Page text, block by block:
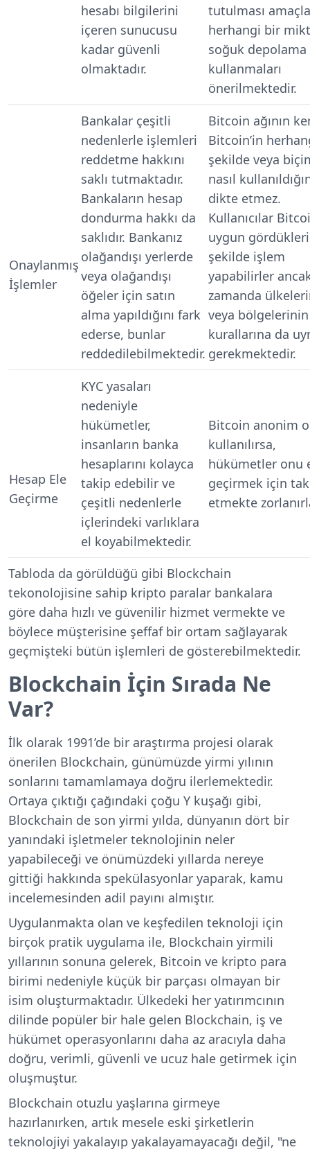
hesabı bilgilerini
içeren sunucusu
kadar güvenli
olmaktadır.
tutulması
herhangi bir
soğuk depolama
kullanmaları
önerilmektedir.
Onaylanmış
İşlemler
Bankalar çeşitli
nedenlerle işlemleri
reddetme hakkını
saklı tutmaktadır.
Bankaların hesap
dondurma hakkı da
saklıdır. Bankanız
olağandışı yerlerde
veya olağandışı
öğeler için satın
alma yapıldığını fark
ederse, bunlar
reddedilebilmektedir.
Bitcoin ağının
Bitcoin’in
şekilde veya
nasıl
dikte etmez.
Kullanıcılar
uygun gördükleri
şekilde işlem
yapabilirler
zamanda
veya bölgelerinin
kurallarına da
gerekmektedir.
Hesap Ele
Geçirme
KYC yasaları
nedeniyle
hükümetler,
insanların banka
hesaplarını kolayca
takip edebilir ve
çeşitli nedenlerle
içlerindeki varlıklara
el koyabilmektedir.
Bitcoin anonim
kullanılırsa,
hükümetler onu
geçirmek için
etmekte
Tabloda da görüldüğü gibi Blockchain
tekonolojisine sahip kripto paralar bankalara
göre daha hızlı ve güvenilir hizmet vermekte ve
böylece müşterisine şeffaf bir ortam sağlayarak
geçmişteki bütün işlemleri de gösterebilmektedir.
Blockchain İçin Sırada Ne
Var?
İlk olarak 1991’de bir araştırma projesi olarak
önerilen Blockchain, günümüzde yirmi yılının
sonlarını tamamlamaya doğru ilerlemektedir.
Ortaya çıktığı çağındaki çoğu Y kuşağı gibi,
Blockchain de son yirmi yılda, dünyanın dört bir
yanındaki işletmeler teknolojinin neler
yapabileceği ve önümüzdeki yıllarda nereye
gittiği hakkında spekülasyonlar yaparak, kamu
incelemesinden adil payını almıştır.
Uygulanmakta olan ve keşfedilen teknoloji için
birçok pratik uygulama ile, Blockchain yirmili
yıllarının sonuna gelerek, Bitcoin ve kripto para
birimi nedeniyle küçük bir parçası olmayan bir
isim oluşturmaktadır. Ülkedeki her yatırımcının
dilinde popüler bir hale gelen Blockchain, iş ve
hükümet operasyonlarını daha az aracıyla daha
doğru, verimli, güvenli ve ucuz hale getirmek için
oluşmuştur.
Blockchain otuzlu yaşlarına girmeye
hazırlanırken, artık mesele eski şirketlerin
teknolojiyi yakalayıp yakalayamayacağı değil, "ne